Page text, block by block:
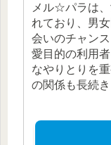
メル☆パラは
れており、男
会いのチャン
愛目的の利用
なやりとりを
の関係も長続